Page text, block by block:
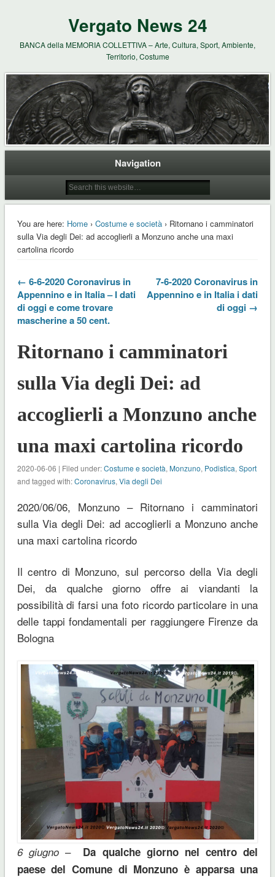
Vergato News 24
BANCA della MEMORIA COLLETTIVA – Arte, Cultura, Sport, Ambiente,
Territorio, Costume
Navigation
You are here: Home› Costume e società› Ritornano i camminatori
sulla Via degli Dei: ad accoglierli a Monzuno anche una maxi
cartolina ricordo
← 6-6-2020 Coronavirus in
Appennino e in Italia – I dati
di oggi e come trovare
mascherine a 50 cent.
7-6-2020 Coronavirus in
Appennino e in Italia i dati
di oggi →
Ritornano i camminatori
sulla Via degli Dei: ad
accoglierli a Monzuno anche
una maxi cartolina ricordo
2020-06-06 | Filed under:Costume e società, Monzuno, Podistica, Sport
and tagged with:Coronavirus, Via degli Dei
2020/06/06, Monzuno – Ritornano i camminatori
sulla Via degli Dei: ad accoglierli a Monzuno anche
una maxi cartolina ricordo
Il centro di Monzuno, sul percorso della Via degli
Dei, da qualche giorno offre ai viandanti la
possibilità di farsi una foto ricordo particolare in una
delle tappi fondamentali per raggiungere Firenze da
Bologna
6 giugno – Da qualche giorno nel centro del
paese del Comune di Monzuno è apparsa una